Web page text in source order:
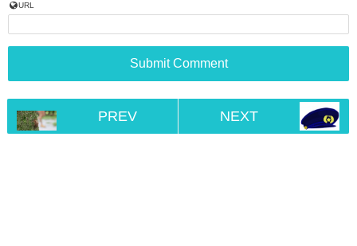
URL
PREV NEXT